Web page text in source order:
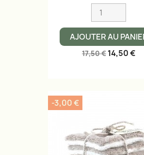
AJOUTER AU
17,50 € 14,50 €
-3,00 €